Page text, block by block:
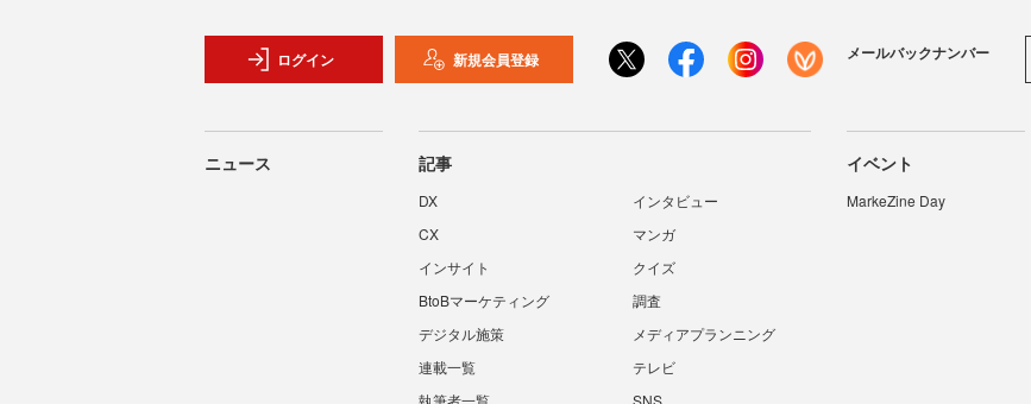
ログイン 新規会員登録 メールバックナンバー
ニュース 記事
DX
インタビュー
CX
マンガ
インサイト
クイズ
BtoBマーケティング
調査
デジタル施策
メディアプランニング
連載一覧
テレビ
執筆者一覧
SNS
イベント
MarkeZine Day